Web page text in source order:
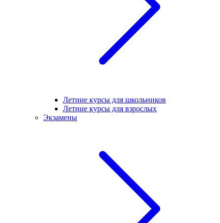
Летние курсы для школьников
Летние курсы для взрослых
Экзамены